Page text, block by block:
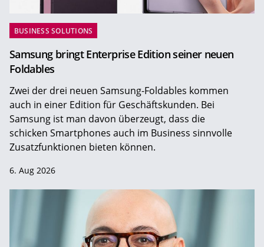
BUSINESS SOLUTIONS
Samsung bringt Enterprise Edition seiner neuen
Foldables
Zwei der drei neuen Samsung-Foldables kommen
auch in einer Edition für Geschäftskunden. Bei
Samsung ist man davon überzeugt, dass die
schicken Smartphones auch im Business sinnvolle
Zusatzfunktionen bieten können.
6. Aug 2026